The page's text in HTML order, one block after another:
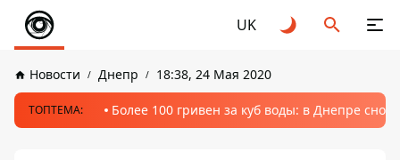
UK
Новости Днепр 18:38, 24 Мая 2020
ТОПТЕМА: Более 100 гривен за куб воды: в Днепре